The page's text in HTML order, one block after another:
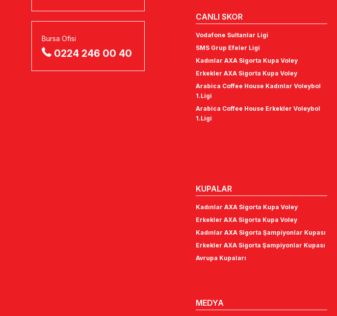
Bursa Ofisi
0224 246 00 40
CANLI SKOR
Vodafone Sultanlar Ligi
SMS Grup Efeler Ligi
Kadınlar AXA Sigorta Kupa Voley
Erkekler AXA Sigorta Kupa Voley
Arabica Coffee House Kadınlar Voleybol
1.Ligi
Arabica Coffee House Erkekler Voleybol
1.Ligi
KUPALAR
Kadınlar AXA Sigorta Kupa Voley
Erkekler AXA Sigorta Kupa Voley
Kadınlar AXA Sigorta Şampiyonlar Kupası
Erkekler AXA Sigorta Şampiyonlar Kupası
Avrupa Kupaları
MEDYA